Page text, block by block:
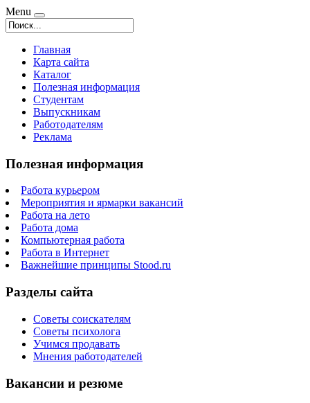
Menu
Главная
Карта сайта
Каталог
Полезная информация
Студентам
Выпускникам
Работодателям
Реклама
Полезная информация
Работа курьером
Мероприятия и ярмарки вакансий
Работа на лето
Работа дома
Компьютерная работа
Работа в Интернет
Важнейшие принципы Stood.ru
Разделы сайта
Советы соискателям
Советы психолога
Учимся продавать
Мнения работодателей
Вакансии и резюме